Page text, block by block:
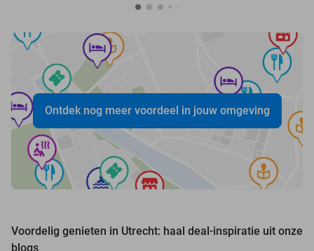
Ontdek nog meer voordeel in jouw omgeving
Voordelig genieten in Utrecht: haal deal-inspiratie uit onze
blogs